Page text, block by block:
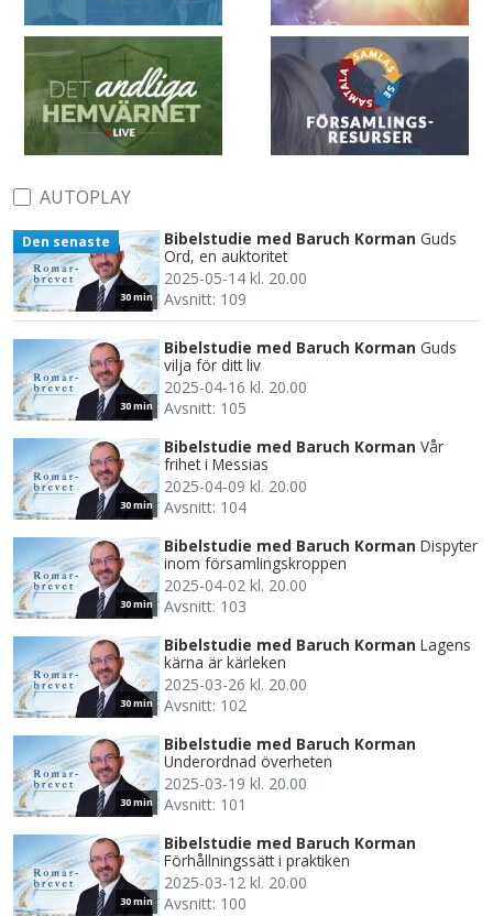
AUTOPLAY
30 min
Den senaste Bibelstudie med Baruch Korman Guds
Ord, en auktoritet
2025-05-14 kl. 20.00
Avsnitt: 109
30 min
Bibelstudie med Baruch Korman Guds
vilja för ditt liv
2025-04-16 kl. 20.00
Avsnitt: 105
30 min
Bibelstudie med Baruch Korman Vår
frihet i Messias
2025-04-09 kl. 20.00
Avsnitt: 104
30 min
Bibelstudie med Baruch Korman Dispyter
inom församlingskroppen
2025-04-02 kl. 20.00
Avsnitt: 103
30 min
Bibelstudie med Baruch Korman Lagens
kärna är kärleken
2025-03-26 kl. 20.00
Avsnitt: 102
30 min
Bibelstudie med Baruch Korman
Underordnad överheten
2025-03-19 kl. 20.00
Avsnitt: 101
30 min
Bibelstudie med Baruch Korman
Förhållningssätt i praktiken
2025-03-12 kl. 20.00
Avsnitt: 100